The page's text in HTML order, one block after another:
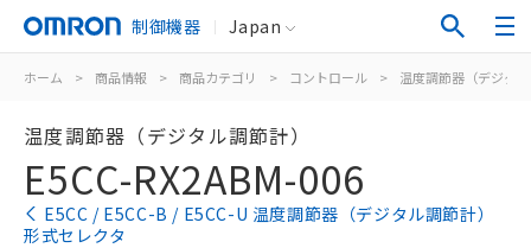
制御機器 Japan
ホーム > 商品情報 > 商品カテゴリ > コントロール > 温度調節器（デジタ
温度調節器（デジタル調節計）
E5CC-RX2ABM-006
E5CC / E5CC-B / E5CC-U 温度調節器（デジタル調節計）
形式セレクタ